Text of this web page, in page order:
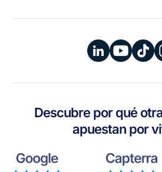
Descubre por qué
apuestan por